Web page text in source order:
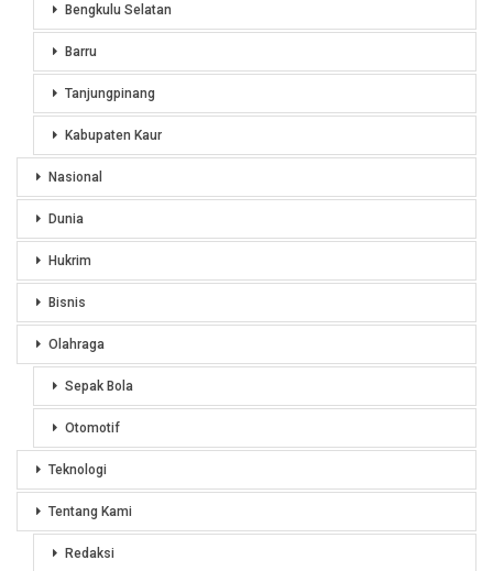
Bengkulu Selatan
Barru
Tanjungpinang
Kabupaten Kaur
Nasional
Dunia
Hukrim
Bisnis
Olahraga
Sepak Bola
Otomotif
Teknologi
Tentang Kami
Redaksi